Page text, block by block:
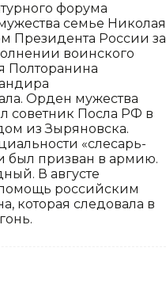
форума
семье Николая
Президента России за
воинского
Полторанина
Орден мужества
советник Посла РФ в
из Зыряновска.
«слесарь-
был призван в армию.
В августе
помощь российским
которая следовала в